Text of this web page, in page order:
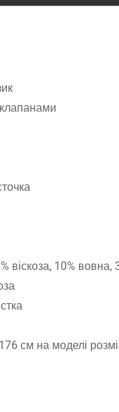
віскоза, 10% вовна,
см на моделі